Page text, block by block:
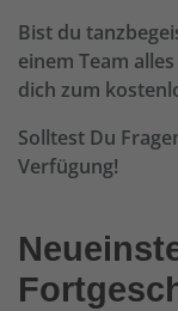
Bist du
einem Team
dich zum
Solltest Du
Verfügung!